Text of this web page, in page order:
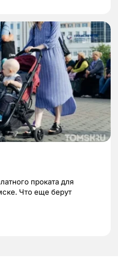
проката для
Что еще берут